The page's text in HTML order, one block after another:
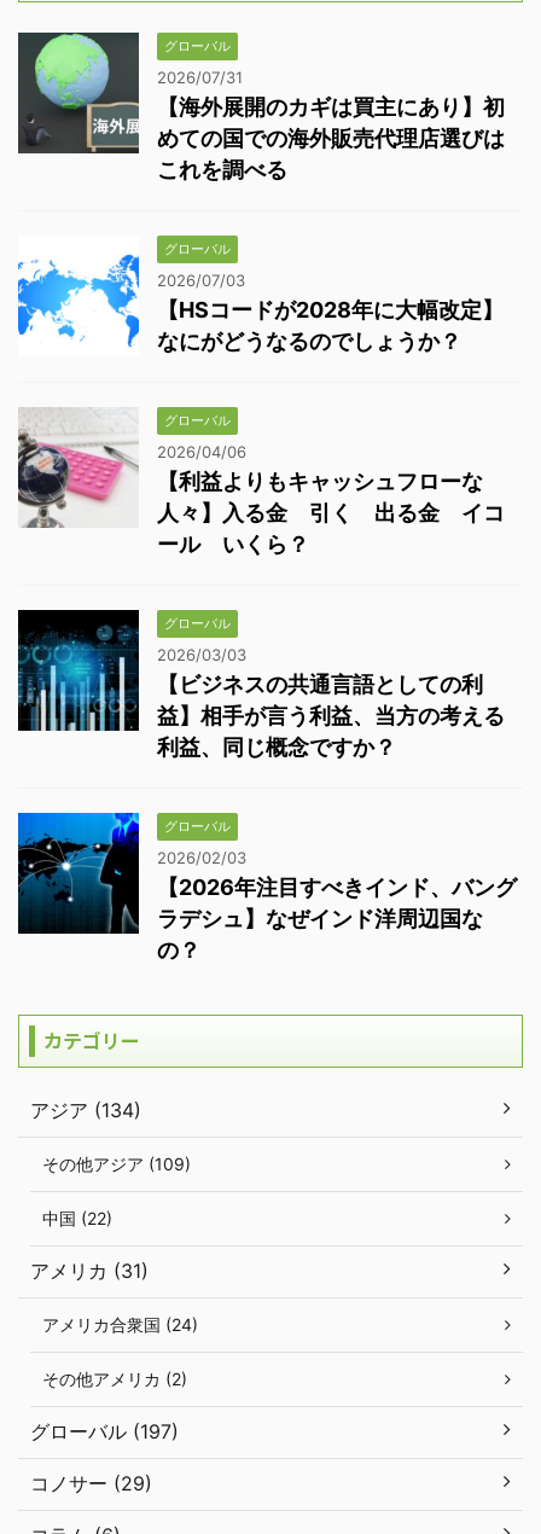
グローバル
2026/07/31
【海外展開のカギは買主にあり】初
めての国での海外販売代理店選びは
これを調べる
グローバル
2026/07/03
【HSコードが2028年に大幅改定】
なにがどうなるのでしょうか？
グローバル
2026/04/06
【利益よりもキャッシュフローな
人々】入る金 引く 出る金 イコ
ール いくら？
グローバル
2026/03/03
【ビジネスの共通言語としての利
益】相手が言う利益、当方の考える
利益、同じ概念ですか？
グローバル
2026/02/03
【2026年注目すべきインド、バング
ラデシュ】なぜインド洋周辺国な
の？
カテゴリー
アジア (134)
その他アジア (109)
中国 (22)
アメリカ (31)
アメリカ合衆国 (24)
その他アメリカ (2)
グローバル (197)
コノサー (29)